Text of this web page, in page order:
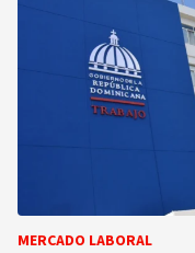
MERCADO LABORAL